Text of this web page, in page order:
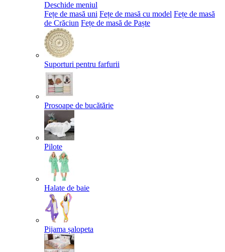
Deschide meniul
Fețe de masă uni Fețe de masă cu model Fețe de masă
de Crăciun Fețe de masă de Paște​
Suporturi pentru farfurii
Prosoape de bucătărie
Pilote
Halate de baie
Pijama șalopeta